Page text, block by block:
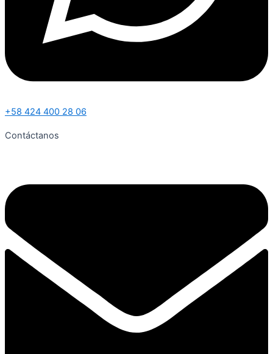
+58 424 400 28 06
Contáctanos